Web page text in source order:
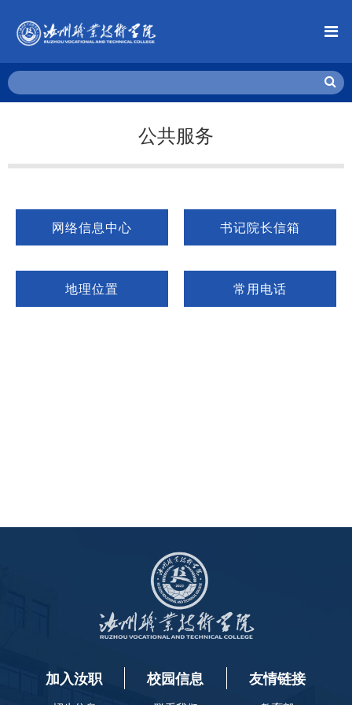
公共服务
网络信息中心 书记院长信箱
地理位置 常用电话
加入汝职 校园信息 友情链接